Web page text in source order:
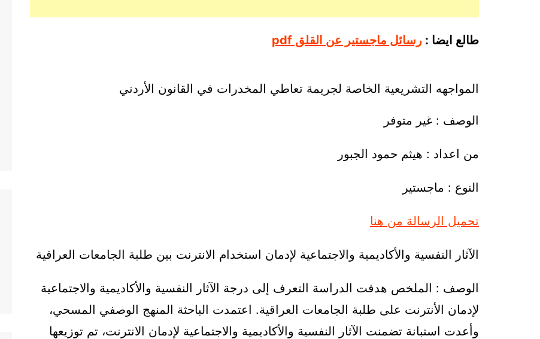
طالع ايضا : رسائل ماجستير عن القلق pdf
المواجهه التشريعية الخاصة لجريمة تعاطي المخدرات في القانون الأردني
الوصف : غير متوفر
من اعداد : هيثم حمود الجبور
النوع : ماجستير
تحميل الرسالة من هنا
الآثار النفسية والأكاديمية والاجتماعية لإدمان استخدام الانترنت بين طلبة الجامعات العراقية
الوصف : الملخص هدفت الدراسة التعرف إلى درجة الآثار النفسية والأكاديمية والاجتماعية
لإدمان الأنترنت على طلبة الجامعات العراقية. اعتمدت الباحثة المنهج الوصفي المسحي،
وأعدت استبانة تضمنت الآثار النفسية والأكاديمية والاجتماعية لإدمان الانترنت، تم توزيعها